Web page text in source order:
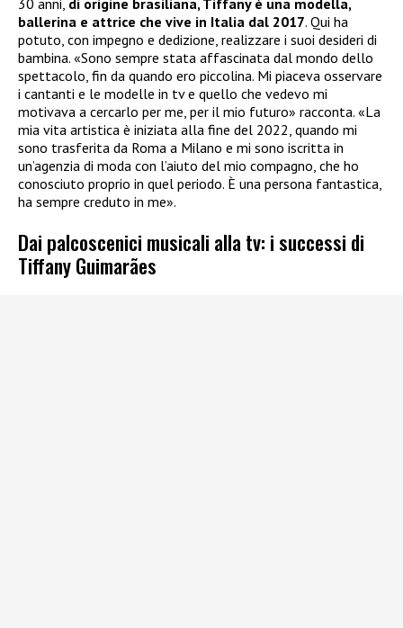
ballerina e attrice che vive in Italia dal 2017. Qui ha
potuto, con impegno e dedizione, realizzare i suoi desideri di
bambina. «Sono sempre stata affascinata dal mondo dello
spettacolo, fin da quando ero piccolina. Mi piaceva osservare
i cantanti e le modelle in tv e quello che vedevo mi
motivava a cercarlo per me, per il mio futuro» racconta. «La
mia vita artistica è iniziata alla fine del 2022, quando mi
sono trasferita da Roma a Milano e mi sono iscritta in
un’agenzia di moda con l’aiuto del mio compagno, che ho
conosciuto proprio in quel periodo. È una persona fantastica,
ha sempre creduto in me».
Dai palcoscenici musicali alla tv: i successi di
Tiffany Guimarães